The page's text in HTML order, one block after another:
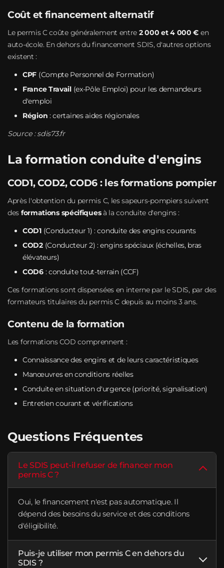
Coût et financement alternatif
Le permis C coûte généralement entre 2 000 et 4 000 € en
auto-école. En dehors du financement SDIS, d'autres options
existent :
CPF (Compte Personnel de Formation)
France Travail(ex-Pôle Emploi) pour les demandeurs
d'emploi
Région : certaines aides régionales
Source :sdis73.fr
La formation conduite d'engins
COD1, COD2, COD6 : les formations pompier
Après l'obtention du permis C, les sapeurs-pompiers suivent
des formations spécifiquesà la conduite d'engins :
COD1(Conducteur 1) : conduite des engins courants
COD2(Conducteur 2) : engins spéciaux (échelles, bras
élévateurs)
COD6: conduite tout-terrain (CCF)
Ces formations sont dispensées en interne par le SDIS, par des
formateurs titulaires du permis C depuis au moins 3 ans.
Contenu de la formation
Les formations COD comprennent :
Connaissance des engins et de leurs caractéristiques
Manœuvres en conditions réelles
Conduite en situation d'urgence (priorité, signalisation)
Entretien courant et vérifications
Questions Fréquentes
Le SDIS peut-il refuser de financer mon
permis C ?
Oui, le financement n'est pas automatique. Il
dépend des besoins du service et des conditions
d'éligibilité.
Puis-je utiliser mon permis C en dehors du
SDIS ?